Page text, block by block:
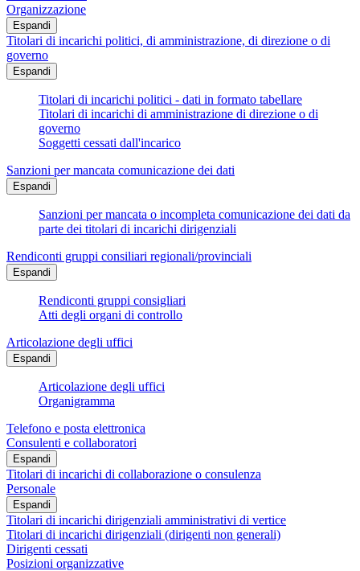
Organizzazione
Espandi
Titolari di incarichi politici, di amministrazione, di direzione o di
governo
Espandi
Titolari di incarichi politici - dati in formato tabellare
Titolari di incarichi di amministrazione di direzione o di
governo
Soggetti cessati dall'incarico
Sanzioni per mancata comunicazione dei dati
Espandi
Sanzioni per mancata o incompleta comunicazione dei dati da
parte dei titolari di incarichi dirigenziali
Rendiconti gruppi consiliari regionali/provinciali
Espandi
Rendiconti gruppi consigliari
Atti degli organi di controllo
Articolazione degli uffici
Espandi
Articolazione degli uffici
Organigramma
Telefono e posta elettronica
Consulenti e collaboratori
Espandi
Titolari di incarichi di collaborazione o consulenza
Personale
Espandi
Titolari di incarichi dirigenziali amministrativi di vertice
Titolari di incarichi dirigenziali (dirigenti non generali)
Dirigenti cessati
Posizioni organizzative